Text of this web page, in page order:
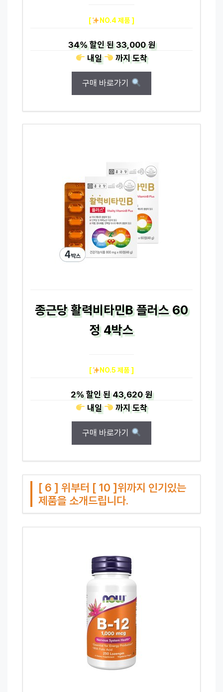
[ NO.4 제품 ]
34%할인 된33,000 원
내일
까지도착
구매 바로가기
종근당 활력비타민B 플러스 60
정 4박스
[ NO.5 제품 ]
2%할인 된43,620 원
내일
까지도착
구매 바로가기
[ 6 ] 위부터 [ 10 ]위까지 인기있는
제품을 소개드립니다.